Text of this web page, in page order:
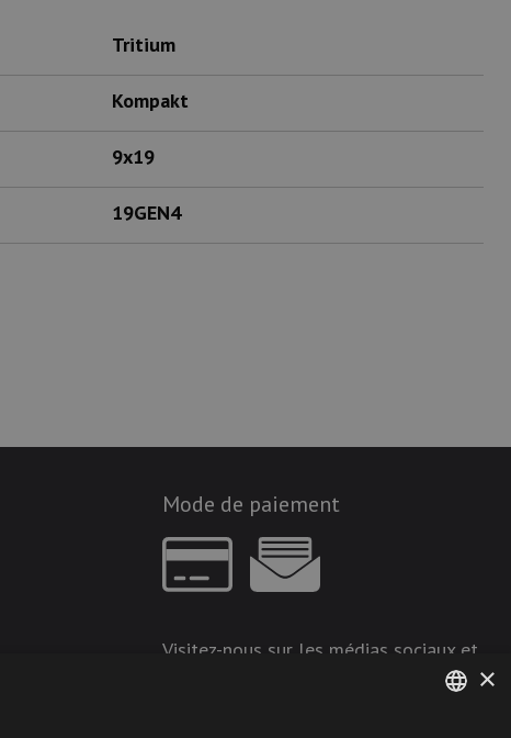
Tritium
Kompakt
9x19
19GEN4
Mode de paiement
Visitez-nous sur les médias sociaux et
×